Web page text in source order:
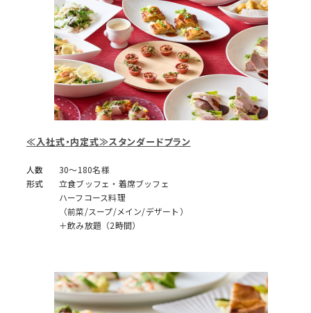
≪入社式・内定式≫スタンダードプラン
人数
30～180名様
形式
立食ブッフェ・着席ブッフェ
ハーフコース料理
（前菜/スープ/メイン/デザート）
＋飲み放題（2時間）